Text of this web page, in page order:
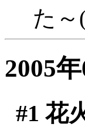
た～
2005
#1 花